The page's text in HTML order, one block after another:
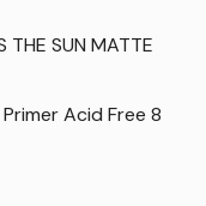
THE SUN MATTE
Acid Free 8